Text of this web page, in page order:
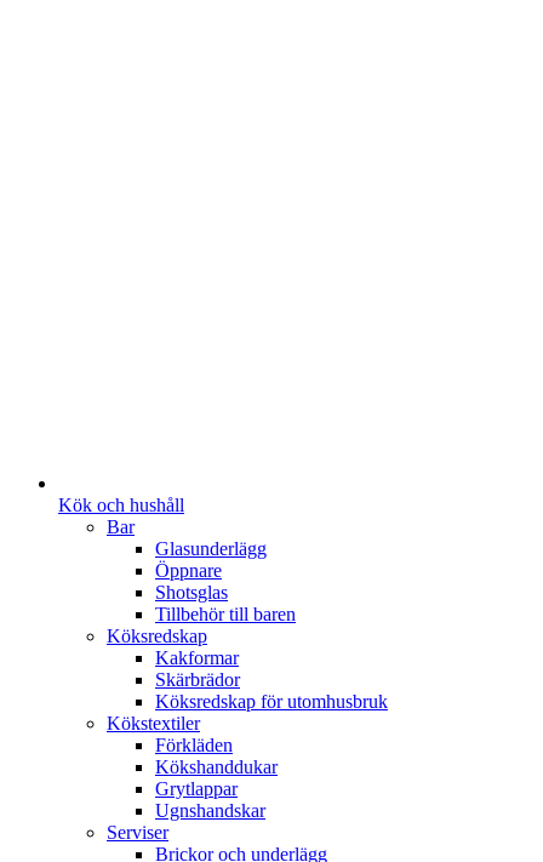
Kök och hushåll
Bar
Glasunderlägg
Öppnare
Shotsglas
Tillbehör till baren
Köksredskap
Kakformar
Skärbrädor
Köksredskap för utomhusbruk
Kökstextiler
Förkläden
Kökshanddukar
Grytlappar
Ugnshandskar
Serviser
Brickor och underlägg